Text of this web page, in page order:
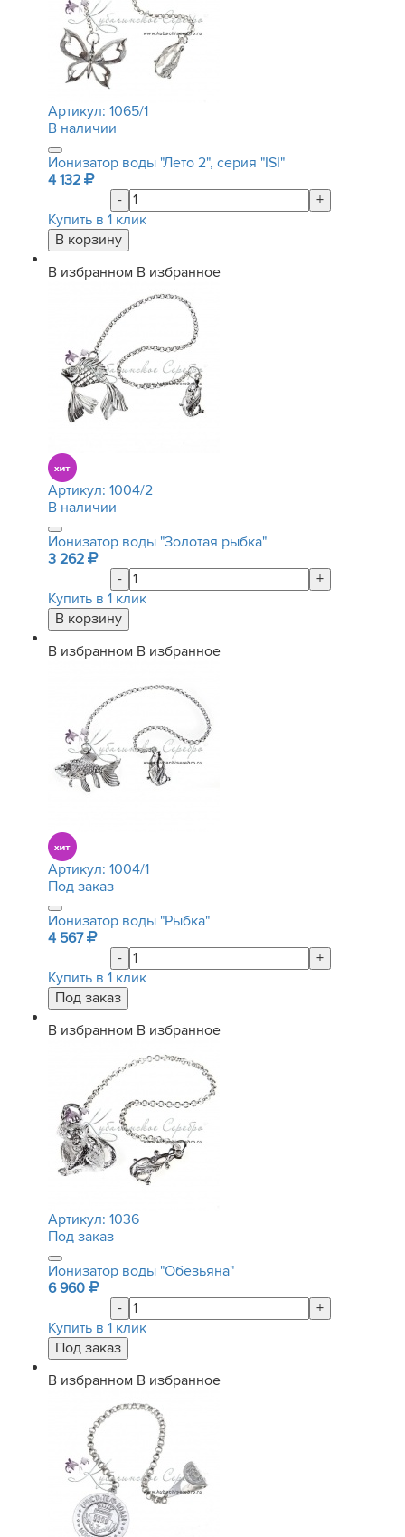
Артикул: 1065/1
В наличии
Ионизатор воды "Лето 2", серия "ISI"
4 132
-
+
Купить в 1 клик
В избранном В избранное
Артикул: 1004/2
В наличии
Ионизатор воды "Золотая рыбка"
3 262
-
+
Купить в 1 клик
В избранном В избранное
Артикул: 1004/1
Под заказ
Ионизатор воды "Рыбка"
4 567
-
+
Купить в 1 клик
В избранном В избранное
Артикул: 1036
Под заказ
Ионизатор воды "Обезьяна"
6 960
-
+
Купить в 1 клик
В избранном В избранное